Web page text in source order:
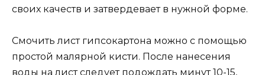
своих качеств и затвердевает в нужной форме.
Смочить лист гипсокартона можно с помощью
простой малярной кисти. После нанесения
воды на лист следует подождать минут 10-15,